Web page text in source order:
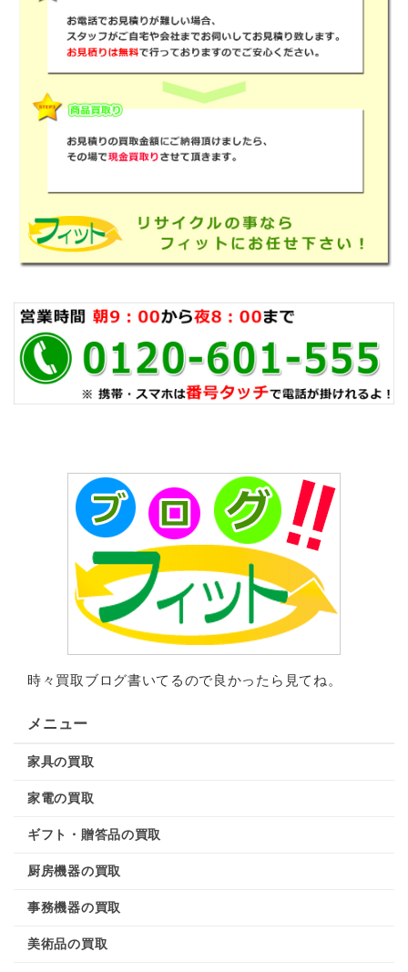
時々買取ブログ書いてるので良かったら見てね。
メニュー
家具の買取
家電の買取
ギフト・贈答品の買取
厨房機器の買取
事務機器の買取
美術品の買取